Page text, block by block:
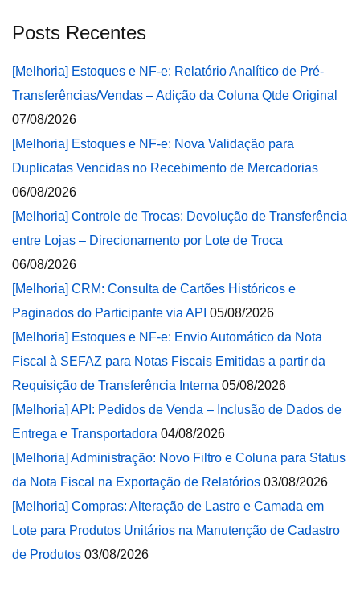
Posts Recentes
[Melhoria] Estoques e NF-e: Relatório Analítico de Pré-
Transferências/Vendas – Adição da Coluna Qtde Original
07/08/2026
[Melhoria] Estoques e NF-e: Nova Validação para
Duplicatas Vencidas no Recebimento de Mercadorias
06/08/2026
[Melhoria] Controle de Trocas: Devolução de Transferência
entre Lojas – Direcionamento por Lote de Troca
06/08/2026
[Melhoria] CRM: Consulta de Cartões Históricos e
Paginados do Participante via API 05/08/2026
[Melhoria] Estoques e NF-e: Envio Automático da Nota
Fiscal à SEFAZ para Notas Fiscais Emitidas a partir da
Requisição de Transferência Interna 05/08/2026
[Melhoria] API: Pedidos de Venda – Inclusão de Dados de
Entrega e Transportadora 04/08/2026
[Melhoria] Administração: Novo Filtro e Coluna para Status
da Nota Fiscal na Exportação de Relatórios 03/08/2026
[Melhoria] Compras: Alteração de Lastro e Camada em
Lote para Produtos Unitários na Manutenção de Cadastro
de Produtos 03/08/2026